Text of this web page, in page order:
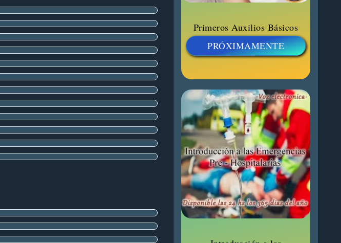
Primeros Auxilios Básicos
PRÓXIMAMENTE